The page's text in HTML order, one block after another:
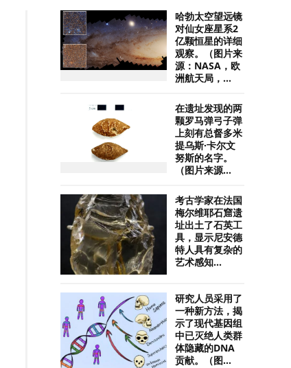
哈勃太空望远镜
对仙女座星系2
亿颗恒星的详细
观察。（图片来
源：NASA，欧
洲航天局，...
在遗址发现的两
颗罗马弹弓子弹
上刻有总督多米
提乌斯·卡尔文
努斯的名字。
（图片来源...
考古学家在法国
梅尔维耶石窟遗
址出土了石英工
具，显示尼安德
特人具有复杂的
艺术感知...
研究人员采用了
一种新方法，揭
示了现代基因组
中已灭绝人类群
体隐藏的DNA
贡献。（图...